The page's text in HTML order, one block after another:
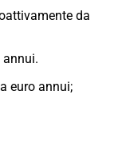
da
annui.
euro annui;